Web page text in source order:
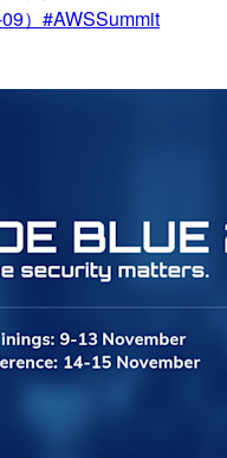
）#AWSSummit